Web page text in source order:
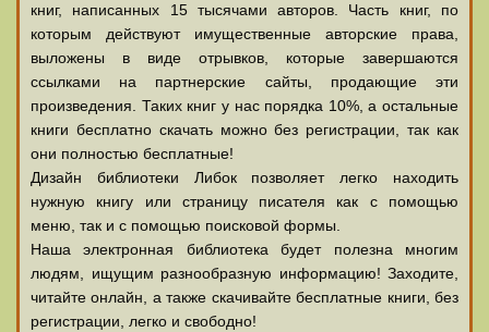
книг, написанных 15 тысячами авторов. Часть книг, по
которым действуют имущественные авторские права,
выложены в виде отрывков, которые завершаются
ссылками на партнерские сайты, продающие эти
произведения. Таких книг у нас порядка 10%, а остальные
книги бесплатно скачать можно без регистрации, так как
они полностью бесплатные!
Дизайн библиотеки Либок позволяет легко находить
нужную книгу или страницу писателя как с помощью
меню, так и с помощью поисковой формы.
Наша электронная библиотека будет полезна многим
людям, ищущим разнообразную информацию! Заходите,
читайте онлайн, а также скачивайте бесплатные книги, без
регистрации, легко и свободно!